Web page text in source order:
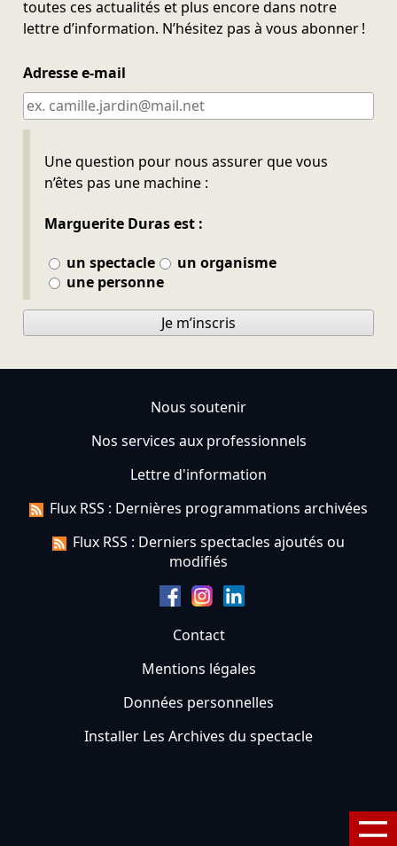
toutes ces actualités et plus encore dans notre
lettre d’information. N’hésitez pas à vous abonner !
Adresse e-mail
Une question pour nous assurer que vous
n’êtes pas une machine :
Marguerite Duras est :
un spectacle
un organisme
une personne
Ne pas remplir
Je m’inscris
Nous soutenir
Nos services aux professionnels
Lettre d'information
Flux RSS : Dernières programmations archivées
Flux RSS : Derniers spectacles ajoutés ou
modifiés
Contact
Mentions légales
Données personnelles
Installer Les Archives du spectacle